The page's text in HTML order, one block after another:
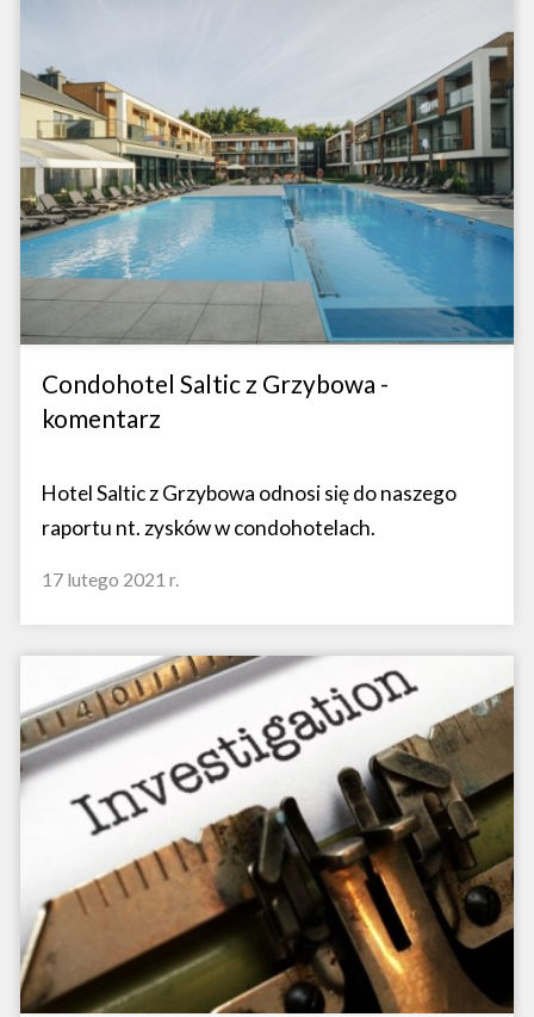
Condohotel Saltic z Grzybowa -
komentarz
Hotel Saltic z Grzybowa odnosi się do naszego
raportu nt. zysków w condohotelach.
17 lutego 2021 r.